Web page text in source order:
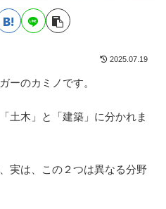
2025.07.19
ーのカミノです。
土木」と「建築」に分かれま
実は、この２つは異なる分野